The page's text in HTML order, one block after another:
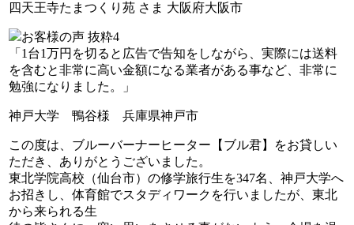
四天王寺たまつくり苑 さま 大阪府大阪市
「1台1万円を切ると広告で告知をしながら、実際には送料
を含むと非常に高い金額になる業者がある事など、非常に
勉強になりました。」
神戸大学 鴨谷様 兵庫県神戸市
この度は、ブルーバーナーヒーター【ブル君】をお貸しい
ただき、ありがとうございました。
東北学院高校（仙台市）の修学旅行生を347名、神戸大学へ
お招きし、体育館でスタディワークを行いましたが、東北
から来られる生